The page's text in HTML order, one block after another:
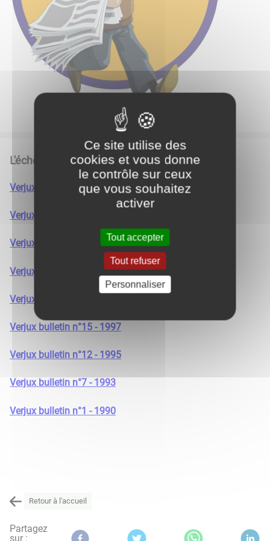
L'écho municipale
Verjux bulletin N°54 - 2024
Verjux bulletin n°28 - 2008
​​​​​​​Verjux bulletin n°24 - 2005
​​​​​​​Verjux bulletin n°22 - 2003
​​​​​​​Verjux bulletin n°16 - 1997
Verjux bulletin n°15 - 1997
Verjux bulletin n°12 - 1995
Verjux bulletin n°7 - 1993
Verjux bulletin n°1 - 1990
Retour à l'accueil
Partagez
sur :
Ce site utilise des
cookies et vous donne
le contrôle sur ceux
que vous souhaitez
activer
Tout accepter
Tout refuser
Personnaliser